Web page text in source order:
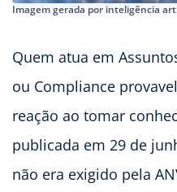
Imagem gerada por inteligência
Quem atua em
ou Compliance
reação ao tomar
publicada em 29 de
não era exigido pela